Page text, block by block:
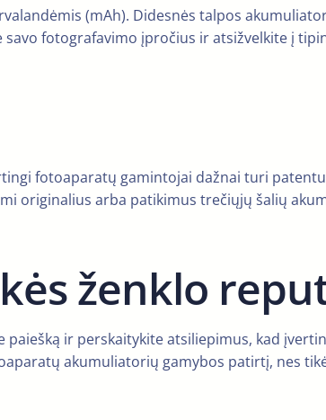
(mAh). Didesnės talpos
fotografavimo įpročius ir atsižvelkite į
fotoaparatų gamintojai dažnai turi
originalius arba patikimus trečiųjų šalių
ženklo
ir perskaitykite atsiliepimus, kad
akumuliatorių gamybos patirtį, nes